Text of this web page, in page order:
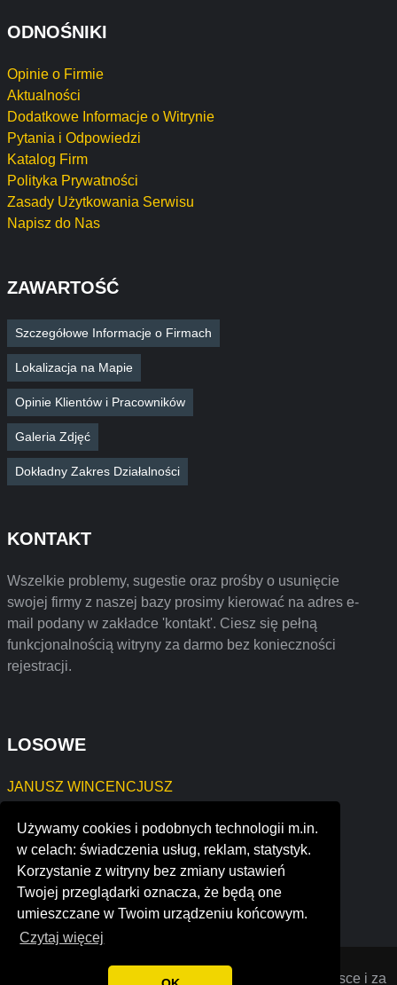
Używamy cookies i podobnych technologii m.in.
w celach: świadczenia usług, reklam, statystyk.
Korzystanie z witryny bez zmiany ustawień
Twojej przeglądarki oznacza, że będą one
umieszczane w Twoim urządzeniu końcowym.
Czytaj więcej
ODNOŚNIKI
Opinie o Firmie
Aktualności
Dodatkowe Informacje o Witrynie
Pytania i Odpowiedzi
Katalog Firm
Polityka Prywatności
Zasady Użytkowania Serwisu
Napisz do Nas
ZAWARTOŚĆ
Szczegółowe Informacje o Firmach
Lokalizacja na Mapie
Opinie Klientów i Pracowników
Galeria Zdjęć
Dokładny Zakres Działalności
KONTAKT
Wszelkie problemy, sugestie oraz prośby o usunięcie
swojej firmy z naszej bazy prosimy kierować na adres e-
mail podany w zakładce 'kontakt'. Ciesz się pełną
funkcjonalnością witryny za darmo bez konieczności
rejestracji.
LOSOWE
JANUSZ WINCENCJUSZ
erzdiözese wien
all saints academy dunstable
raptech pte. ltd.
internet freedom
© 2022 Opinie o firmach założonych w Polsce i za